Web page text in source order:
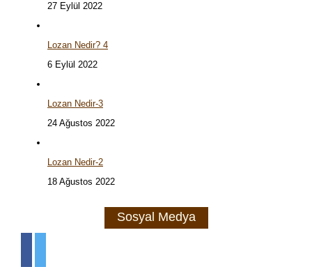
27 Eylül 2022
Lozan Nedir? 4
6 Eylül 2022
Lozan Nedir-3
24 Ağustos 2022
Lozan Nedir-2
18 Ağustos 2022
Sosyal Medya